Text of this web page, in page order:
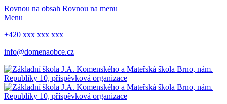
Rovnou na obsah Rovnou na menu
Menu
+420 xxx xxx xxx
info@domenaobce.cz